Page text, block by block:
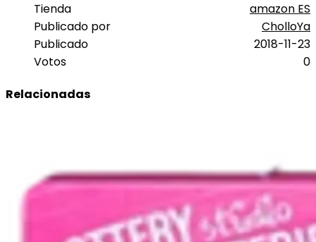
Tienda
amazon ES
Publicado por
CholloYa
Publicado
2018-11-23
Votos
0
Relacionadas